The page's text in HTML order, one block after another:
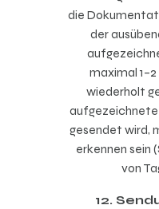
die
der
maximal
wiederholt
aufgezeichnete
gesendet wird,
erkennen sein
von
12.